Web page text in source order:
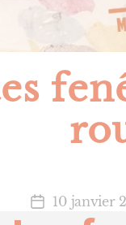
Date10 janvier